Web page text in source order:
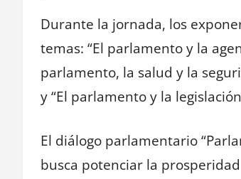
Durante la jornada, los
temas: “El parlamento y la
parlamento, la salud y la
y “El parlamento y la
El diálogo parlamentario
busca potenciar la